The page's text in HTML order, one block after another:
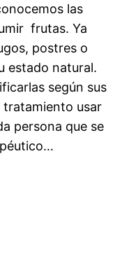
las
frutas. Ya
postres o
estado natural.
según sus
usar
persona que se